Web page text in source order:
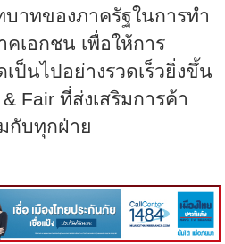
าทของภาครัฐในการทำ
เอกชน เพื่อให้การ
ป็นไปอย่างรวดเร็วยิ่งขึ้น
Fair ที่ส่งเสริมการค้า
กับทุกฝ่าย